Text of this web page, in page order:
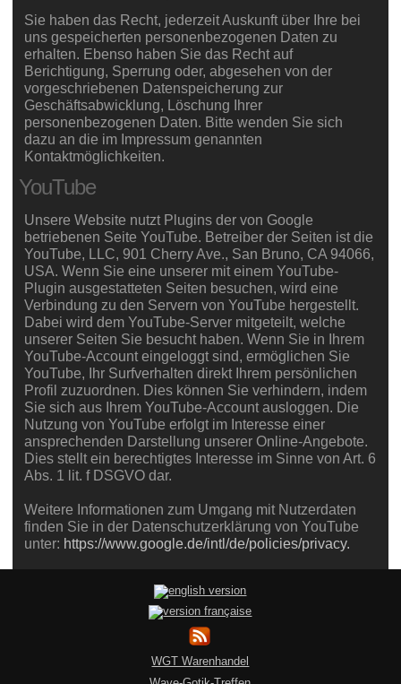
Sie haben das Recht, jederzeit Auskunft über Ihre bei
uns gespeicherten personenbezogenen Daten zu
erhalten. Ebenso haben Sie das Recht auf
Berichtigung, Sperrung oder, abgesehen von der
vorgeschriebenen Datenspeicherung zur
Geschäftsabwicklung, Löschung Ihrer
personenbezogenen Daten. Bitte wenden Sie sich
dazu an die im Impressum genannten
Kontaktmöglichkeiten.
YouTube
Unsere Website nutzt Plugins der von Google
betriebenen Seite YouTube. Betreiber der Seiten ist die
YouTube, LLC, 901 Cherry Ave., San Bruno, CA 94066,
USA. Wenn Sie eine unserer mit einem YouTube-
Plugin ausgestatteten Seiten besuchen, wird eine
Verbindung zu den Servern von YouTube hergestellt.
Dabei wird dem YouTube-Server mitgeteilt, welche
unserer Seiten Sie besucht haben. Wenn Sie in Ihrem
YouTube-Account eingeloggt sind, ermöglichen Sie
YouTube, Ihr Surfverhalten direkt Ihrem persönlichen
Profil zuzuordnen. Dies können Sie verhindern, indem
Sie sich aus Ihrem YouTube-Account ausloggen. Die
Nutzung von YouTube erfolgt im Interesse einer
ansprechenden Darstellung unserer Online-Angebote.
Dies stellt ein berechtigtes Interesse im Sinne von Art. 6
Abs. 1 lit. f DSGVO dar.
Weitere Informationen zum Umgang mit Nutzerdaten
finden Sie in der Datenschutzerklärung von YouTube
unter: https://www.google.de/intl/de/policies/privacy.
WGT Warenhandel